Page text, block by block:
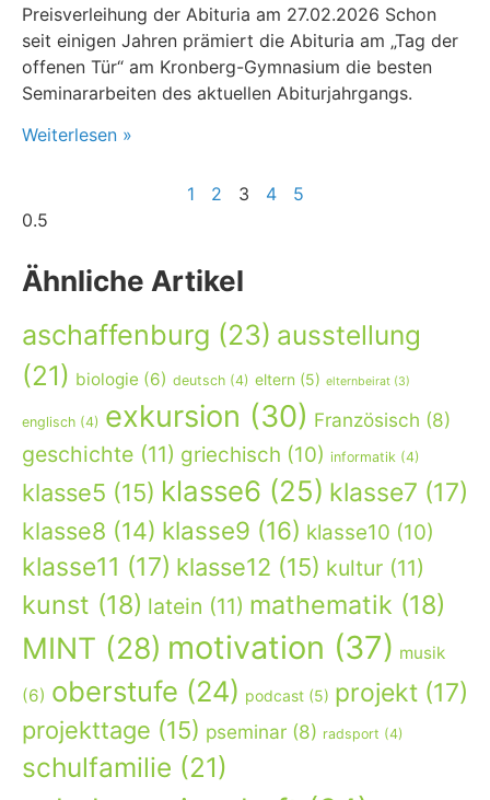
Preisverleihung der Abituria am 27.02.2026 Schon
seit einigen Jahren prämiert die Abituria am „Tag der
offenen Tür“ am Kronberg-Gymnasium die besten
Seminararbeiten des aktuellen Abiturjahrgangs.
Weiterlesen »
1 2 3 4 5
Ähnliche Artikel
aschaffenburg (23) ausstellung
(21) biologie (6) deutsch (4) eltern (5) elternbeirat (3)
englisch (4) exkursion (30) Französisch (8)
geschichte (11) griechisch (10) informatik (4)
klasse5 (15) klasse6 (25) klasse7 (17)
klasse8 (14) klasse9 (16) klasse10 (10)
klasse11 (17) klasse12 (15) kultur (11)
kunst (18) latein (11) mathematik (18)
MINT (28) motivation (37) musik
(6) oberstufe (24) podcast (5) projekt (17)
projekttage (15) pseminar (8) radsport (4)
schulfamilie (21)